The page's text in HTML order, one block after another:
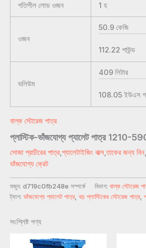
গতিশীল লোড ওজন 1 হ
ওজন
50.9 কেজি
112.22 পাউন্ড
ভলিউম
409 লিটার
108.05 ইউএস
বাল্ক স্টোরেজ পাত্র
প্লাস্টিক-ভাঁজযোগ্য প্যালেট পাত্র 1210-
সোজা প্রাচীরের পাত্র,প্যালেটাইজিং বাক্স,তাকের জন্য বিন,
ভাঁজযোগ্য ক্রেট
মজুদ: d719c0fb248e সম্পর্কে বিভাগ: বাল্ক স্টোরেজ
ট্যাগ: ভাঁজযোগ্য প্যালেট পাত্র, বড় প্লাস্টিকের স্টোরেজ পাত্র,
সংশ্লিষ্ট পণ্য